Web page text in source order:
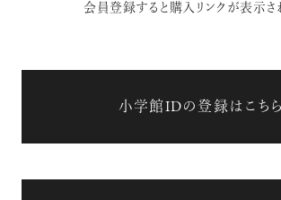
会員登録すると購入リンクが表示さ
小学館IDの登録はこちら